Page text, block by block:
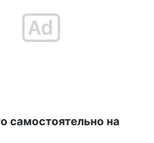
самостоятельно на